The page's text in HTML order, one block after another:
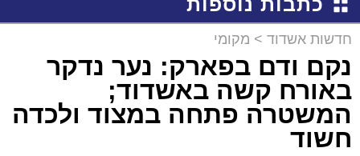
חדשות אשדוד > מקומי
נקם ודם בפארק: נער נדקר
באורח קשה באשדוד;
המשטרה פתחה במצוד ולכדה
חשוד